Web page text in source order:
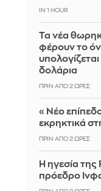
IN 1 HOUR
Τα νέα
φέρουν το
δολάρια
ΠΡΙΝ ΑΠΌ 2 ΏΡΕΣ
«Νέο
εκρηκτικά
ΠΡΙΝ ΑΠΌ 2 ΏΡΕΣ
Η ηγεσία της
πρόεδρο